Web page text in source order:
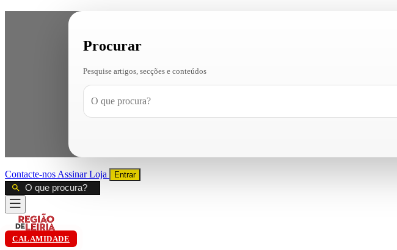
Procurar
Pesquise artigos, secções e conteúdos
Contacte-nos AssinarLoja Entrar
CALAMIDADE